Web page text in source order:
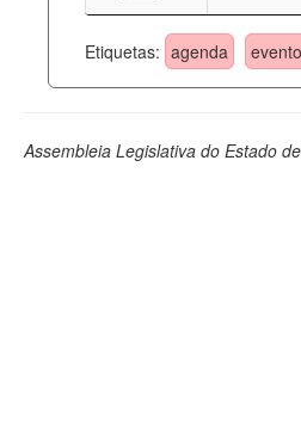
Legislação
Etiquetas: agenda
Assembleia Legislativa do Estado